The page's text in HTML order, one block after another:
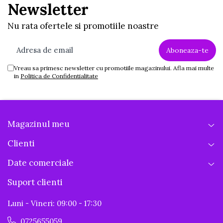
montaj simplu în
doar câteva minute
si bucurie ani la
rand pentru copilul
Newsletter
Nu rata ofertele si promotiile noastre
Vreau sa primesc newsletter cu promotiile magazinului. Afla mai multe
in Politica de Confidentialitate
Magazinul meu
Clienti
Date comerciale
Suport clienti
Luni - Vineri: 09:00 - 17:30